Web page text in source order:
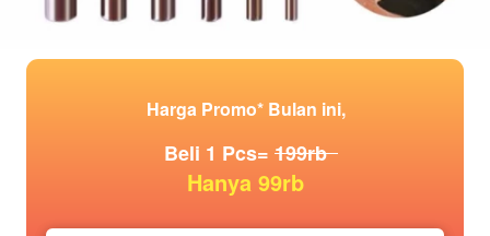
Harga Promo* Bulan ini,
  Beli 1 Pcs=
199rb
  Hanya 99rb